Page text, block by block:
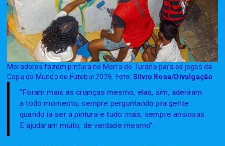
Moradores fazem pintura no Morro do Turano para os jogos da
Copa do Mundo de Futebol 2026. Foto: Sílvio Rosa/Divulgação
“Foram mais as crianças mesmo, elas, sim, aderiram
a todo momento, sempre perguntando pra gente
quando ia ser a pintura e tudo mais, sempre ansiosas.
E ajudaram muito, de verdade mesmo”.